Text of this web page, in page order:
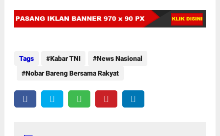
Tags Kabar TNI
News Nasional
Nobar Bareng Bersama Rakyat